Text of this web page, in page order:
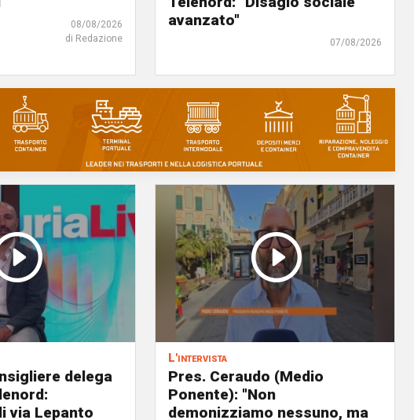
08/08/2026
di Redazione
avanzato"
07/08/2026
delega
via Lepanto
L'intervista
Pres. Ceraudo (Medio
Ponente): "Non
demonizziamo nessuno, ma